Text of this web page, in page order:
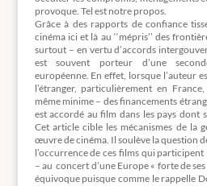
provoque. Tel est notre propos.
Grâce à des rapports de confiance
cinéma ici et là au ‘‘mépris’’ des
surtout – en vertu d’accords
est souvent porteur d’une
européenne. En effet, lorsque l’auteur
l’étranger, particulièrement en
même minime – des financements
est accordé au film dans les pays dont
Cet article cible les mécanismes de la
œuvre de cinéma. Il soulève la question
l’occurrence de ces films qui
– au concert d’une Europe « forte de
équivoque puisque comme le rappelle